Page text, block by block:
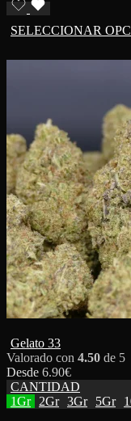
SELECCIONAR
Gelato 33
Valorado con 4.50 de 5
Desde 6.90€
CANTIDAD
1Gr
2Gr 3Gr 5Gr